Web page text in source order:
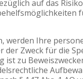
auf das
Ihre
Zweck für die
zu